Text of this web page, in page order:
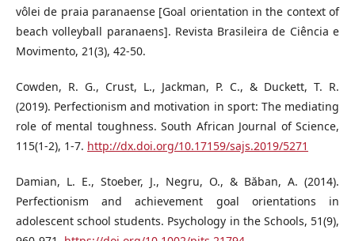
vôlei de praia paranaense [Goal orientation in the context of
beach volleyball paranaens]. Revista Brasileira de Ciência e
Movimento, 21(3), 42-50.
Cowden, R. G., Crust, L., Jackman, P. C., & Duckett, T. R.
(2019). Perfectionism and motivation in sport: The mediating
role of mental toughness. South African Journal of Science,
115(1-2), 1-7. http://dx.doi.org/10.17159/sajs.2019/5271
Damian, L. E., Stoeber, J., Negru, O., & Băban, A. (2014).
Perfectionism and achievement goal orientations in
adolescent school students. Psychology in the Schools, 51(9),